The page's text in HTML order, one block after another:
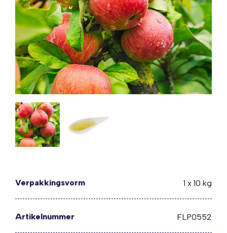
Verpakkingsvorm 1 x 10 kg
Artikelnummer FLP0552